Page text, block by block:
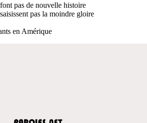
pas de nouvelle histoire
pas la moindre gloire
en Amérique